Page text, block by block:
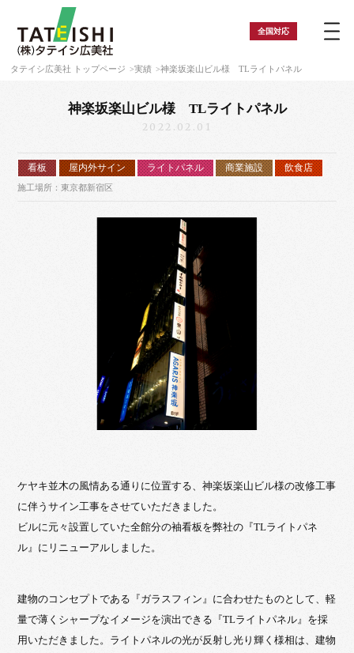
全国対応
タテイシ広美社 トップページ 実績 神楽坂楽山ビル様 TLライトパネル
神楽坂楽山ビル様 TLライトパネル
2022.02.01
看板 屋内外サイン ライトパネル 商業施設 飲食店
施工場所：東京都新宿区
ケヤキ並木の風情ある通りに位置する、神楽坂楽山ビル様の改修工事
に伴うサイン工事をさせていただきました。
ビルに元々設置していた全館分の袖看板を弊社の『TLライトパネ
ル』にリニューアルしました。
建物のコンセプトである『ガラスフィン』に合わせたものとして、軽
量で薄くシャープなイメージを演出できる『TLライトパネル』を採
用いただきました。ライトパネルの光が反射し光り輝く様相は、建物